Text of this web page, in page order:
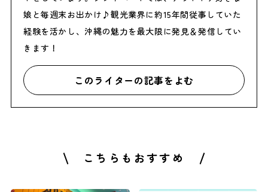
娘と毎週末お出かけ♪観光業界に約15年間従事していた
経験を活かし、沖縄の魅力を最大限に発見＆発信してい
きます！
このライターの記事をよむ
こちらもおすすめ